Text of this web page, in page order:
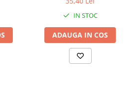
IN STOC
ADAUGA IN COS